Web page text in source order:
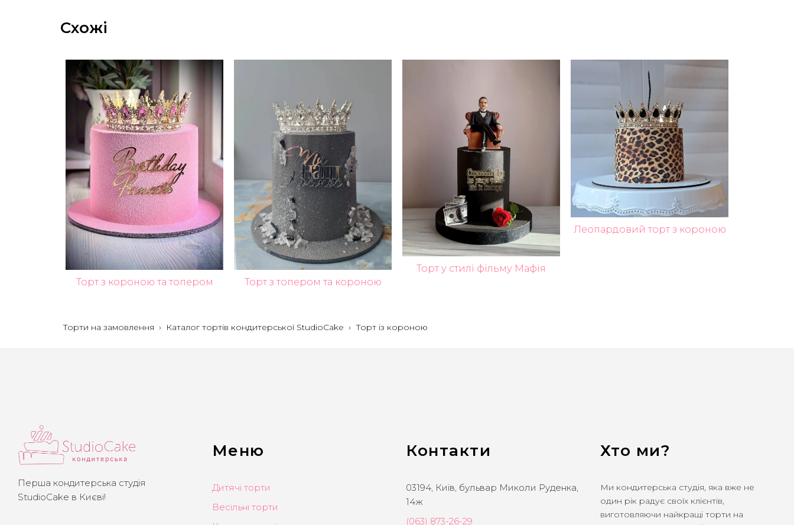
Схожі
Торт з короною та топером Торт з топером та короною
Торт у стилі фільму Мафія
Леопардовий торт з короною
Торти на замовлення › Каталог тортів кондитерської StudioCake › Торт із короною
Перша кондитерська студія
StudioCake в Києві!
Меню
Дитячі торти
Весільні торти
Контакти
03194, Київ, бульвар Миколи Руденка,
14ж
(063) 873-26-29
Хто ми?
Ми кондитерська студія, яка вже не
один рік радує своїх клієнтів,
виготовляючи найкращі торти на